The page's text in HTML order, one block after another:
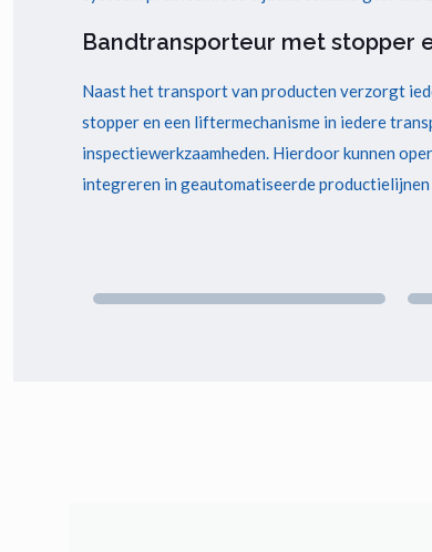
Bandtransporteur met stopper
Naast het transport van producten verzorgt
stopper en een liftermechanisme in iedere
inspectiewerkzaamheden. Hierdoor kunnen
integreren in geautomatiseerde